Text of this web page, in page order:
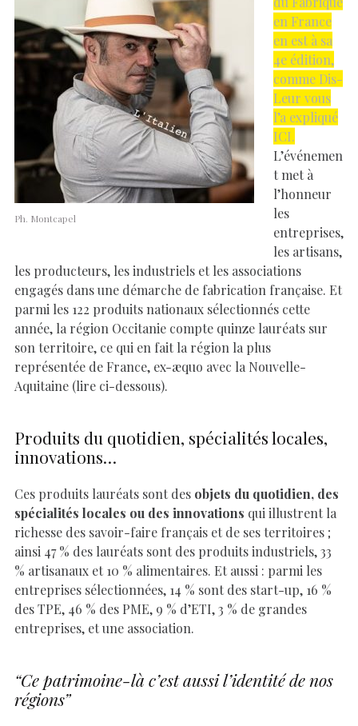
Ph. Montcapel
en France
en est à sa
4e édition,
comme Dis-
Leur vous
l’a expliqué
ICI.
L’événemen
t met à
l’honneur
les
entreprises,
les artisans,
les producteurs, les industriels et les associations
engagés dans une démarche de fabrication française. Et
parmi les 122 produits nationaux sélectionnés cette
année, la région Occitanie compte quinze lauréats sur
son territoire, ce qui en fait la région la plus
représentée de France, ex-æquo avec la Nouvelle-
Aquitaine (lire ci-dessous).
Produits du quotidien, spécialités locales,
innovations…
Ces produits lauréats sont des objets du quotidien, des
spécialités locales ou des innovations qui illustrent la
richesse des savoir-faire français et de ses territoires ;
ainsi 47 % des lauréats sont des produits industriels, 33
% artisanaux et 10 % alimentaires. Et aussi : parmi les
entreprises sélectionnées, 14 % sont des start-up, 16 %
des TPE, 46 % des PME, 9 % d’ETI, 3 % de grandes
entreprises, et une association.
“Ce patrimoine-là c’est aussi l’identité de nos
régions”